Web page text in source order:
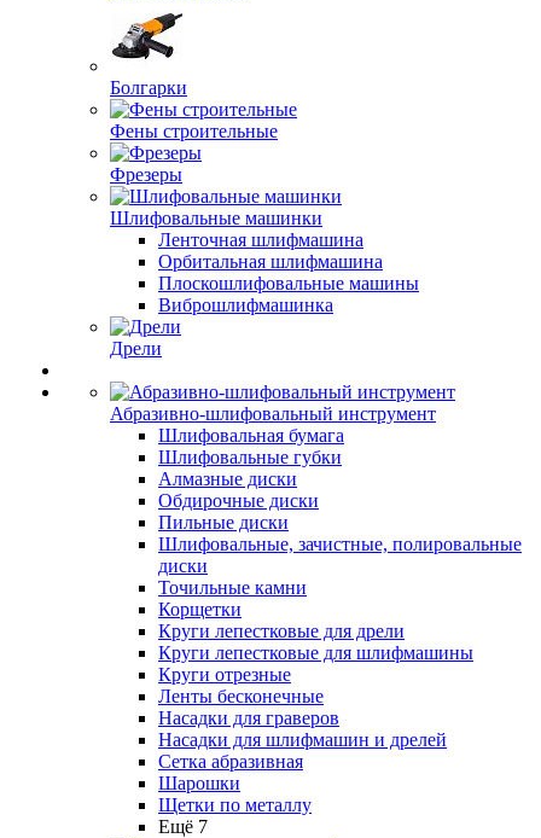
Болгарки
Фены строительные
Фрезеры
Шлифовальные машинки
Ленточная шлифмашина
Орбитальная шлифмашина
Плоскошлифовальные машины
Виброшлифмашинка
Дрели
Абразивно-шлифовальный инструмент
Шлифовальная бумага
Шлифовальные губки
Алмазные диски
Обдирочные диски
Пильные диски
Шлифовальные, зачистные, полировальные
диски
Точильные камни
Корщетки
Круги лепестковые для дрели
Круги лепестковые для шлифмашины
Круги отрезные
Ленты бесконечные
Насадки для граверов
Насадки для шлифмашин и дрелей
Сетка абразивная
Шарошки
Щетки по металлу
Ещё 7